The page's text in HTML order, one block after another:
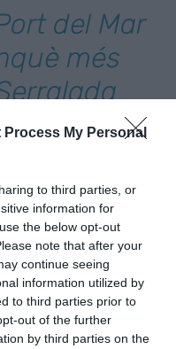
Process My Personal
to third parties, or
information for
the below opt-out
note that after your
continue seeing
information utilized by
to third parties prior to
out of the further
by third parties on the
del Mar
més
un valor
processos, Gant va
amb
del 2018, creant
Port del Mar del
més important de